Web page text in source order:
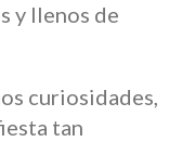
y llenos de
curiosidades,
tan